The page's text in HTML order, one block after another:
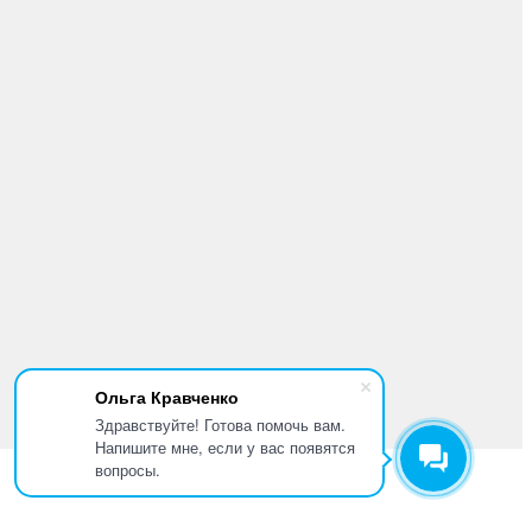
Ольга Кравченко
Здравствуйте! Готова помочь вам.
Напишите мне, если у вас появятся
вопросы.